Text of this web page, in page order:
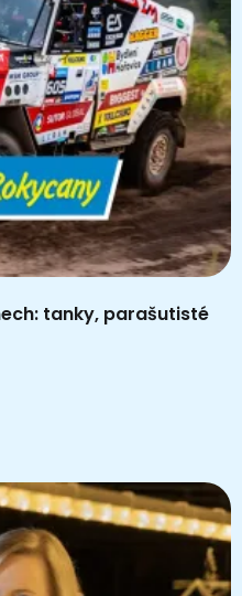
tanky, parašutisté